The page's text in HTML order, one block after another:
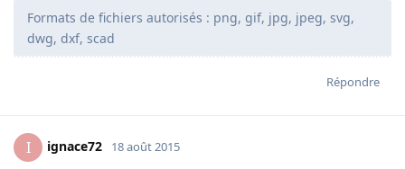
Formats de fichiers autorisés : png, gif, jpg, jpeg, svg,
dwg, dxf, scad
Répondre
I ignace72 18 août 2015